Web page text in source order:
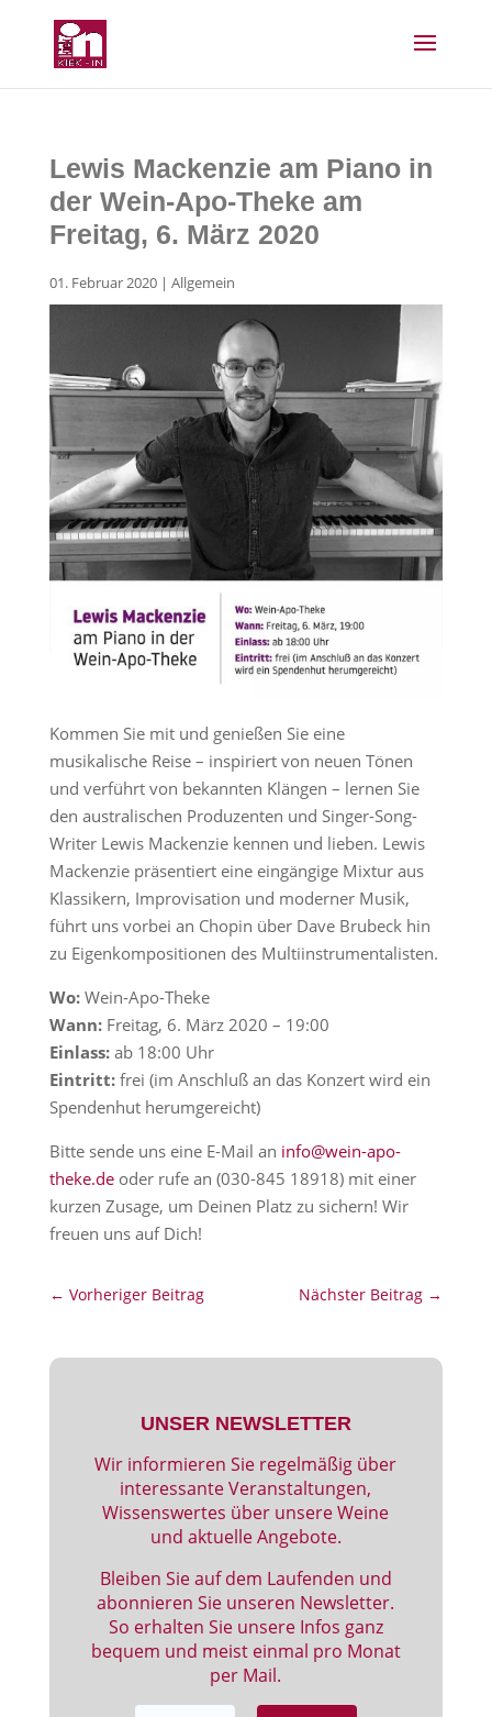
Lewis Mackenzie am Piano in
der Wein-Apo-Theke am
Freitag, 6. März 2020
01. Februar 2020| Allgemein
Kommen Sie mit und genießen Sie eine
musikalische Reise – inspiriert von neuen Tönen
und verführt von bekannten Klängen – lernen Sie
den australischen Produzenten und Singer-Song-
Writer Lewis Mackenzie kennen und lieben. Lewis
Mackenzie präsentiert eine eingängige Mixtur aus
Klassikern, Improvisation und moderner Musik,
führt uns vorbei an Chopin über Dave Brubeck hin
zu Eigenkompositionen des Multiinstrumentalisten.
Wo:Wein-Apo-Theke
Wann:Freitag, 6. März 2020 – 19:00
Einlass:ab 18:00 Uhr
Eintritt:frei (im Anschluß an das Konzert wird ein
Spendenhut herumgereicht)
Bitte sende uns eine E-Mail an info@wein-apo-
theke.deoder rufe an (030-845 18918) mit einer
kurzen Zusage, um Deinen Platz zu sichern! Wir
freuen uns auf Dich!
← Vorheriger Beitrag Nächster Beitrag →
UNSER NEWSLETTER
Wir informieren Sie regelmäßig über
interessante Veranstaltungen,
Wissenswertes über unsere Weine
und aktuelle Angebote.
Bleiben Sie auf dem Laufenden und
abonnieren Sie unseren Newsletter.
So erhalten Sie unsere Infos ganz
bequem und meist einmal pro Monat
per Mail.